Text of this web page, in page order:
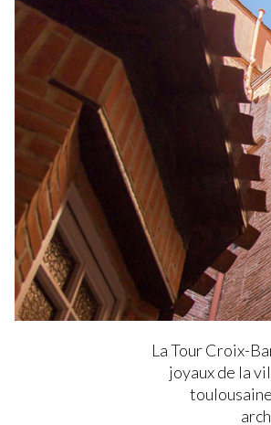
La Tour Croix-
joyaux de la